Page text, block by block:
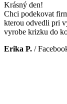
Krásný den!
Chci podekovat
kterou odvedli pri
vyrobe krizku do
Erika P. /